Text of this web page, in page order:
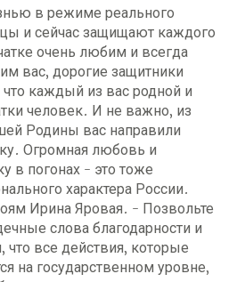
в режиме реального
и сейчас защищают каждого
очень любим и всегда
вас, дорогие защитники
каждый из вас родной и
человек. И не важно, из
Родины вас направили
Огромная любовь и
в погонах - это тоже
характера России.
Ирина Яровая. - Позвольте
слова благодарности и
что все действия, которые
на государственном уровне,